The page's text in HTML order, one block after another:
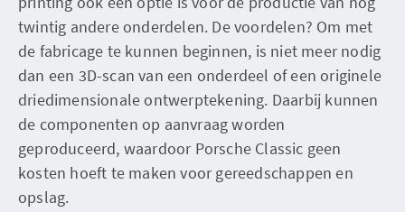
twintig andere onderdelen. De voordelen? Om met
de fabricage te kunnen beginnen, is niet meer nodig
dan een 3D-scan van een onderdeel of een originele
driedimensionale ontwerptekening. Daarbij kunnen
de componenten op aanvraag worden
geproduceerd, waardoor Porsche Classic geen
kosten hoeft te maken voor gereedschappen en
opslag.